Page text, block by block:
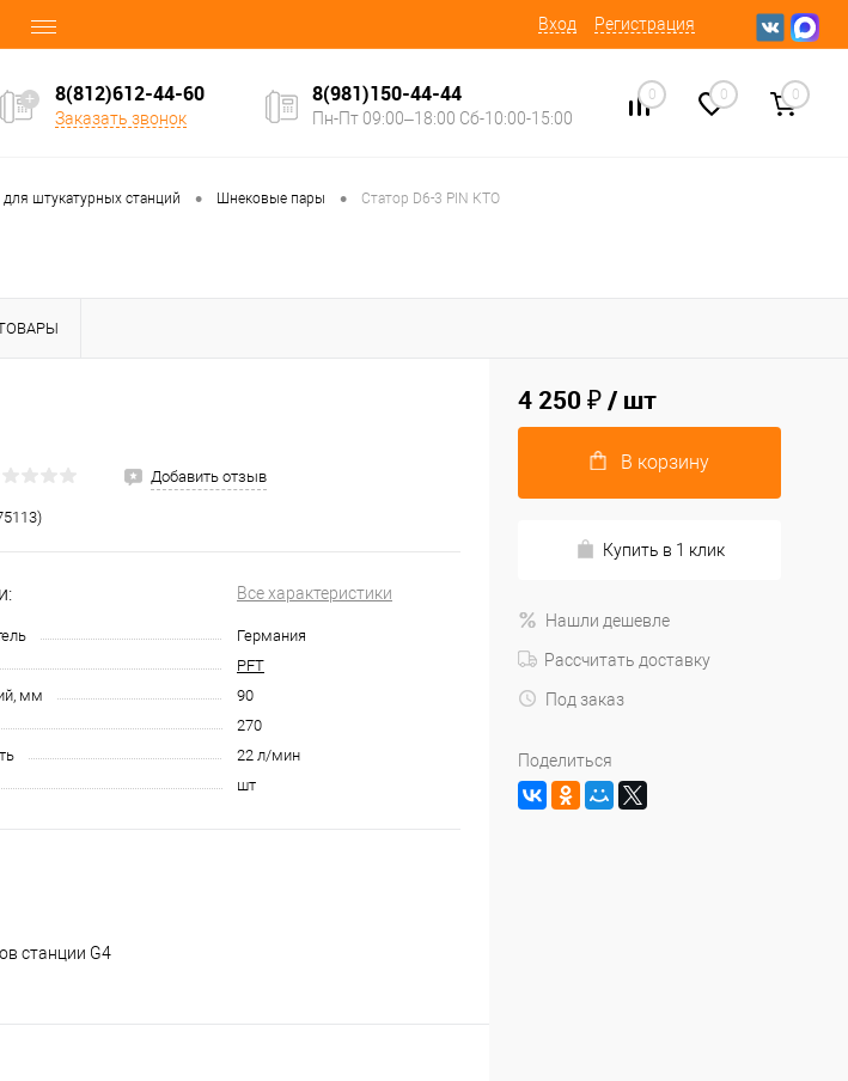
Вход Регистрация
8(812)612-44-60
Заказать звонок
8(981)150-44-44
Пн-Пт 09:00–18:00 Сб-10:00-15:00
0 0 0
для штукатурных станций • Шнековые пары • Статор D6-3 PIN КТО
Добавить отзыв
Все характеристики
Германия
PFT
мм
90
270
22 л/мин
шт
станции G4
4 250 ₽/ шт
В корзину
Купить в 1 клик
Нашли дешевле
Рассчитать доставку
Под заказ
Поделиться